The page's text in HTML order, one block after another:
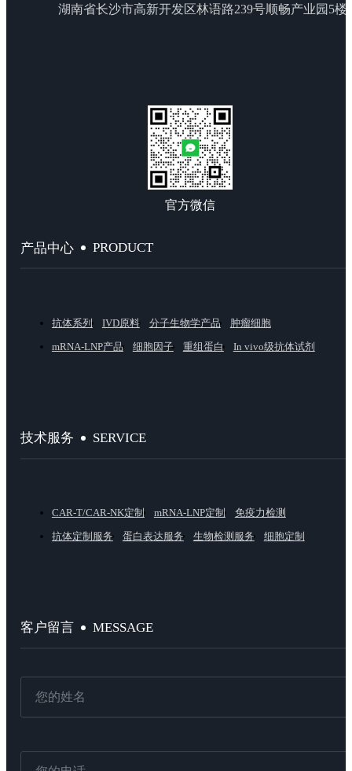
湖南省长沙市高新开发区林语路239号顺畅产业园5楼
官方微信
产品中心 PRODUCT
抗体系列 IVD原料 分子生物学产品
肿瘤细胞
mRNA-LNP产品
细胞因子 重组蛋白 In vivo级抗体试剂
技术服务 SERVICE
CAR-T/CAR-NK定制 mRNA-LNP定制
免疫力检测
抗体定制服务
蛋白表达服务 生物检测服务 细胞定制
客户留言 MESSAGE